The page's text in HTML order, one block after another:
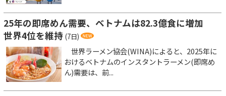
25年の即席めん需要、ベトナムは82.3億食に増加
世界4位を維持 (7日)
世界ラーメン協会(WINA)によると、2025年に
おけるベトナムのインスタントラーメン(即席め
ん)需要は、前...